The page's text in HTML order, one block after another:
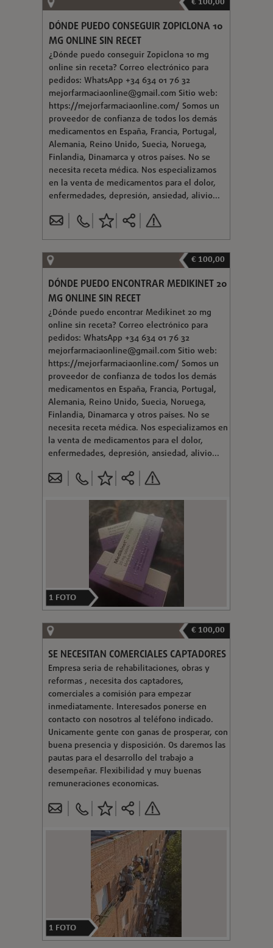
€ 100,00
DÓNDE PUEDO CONSEGUIR ZOPICLONA 10
MG ONLINE SIN RECET
¿Dónde puedo conseguir Zopiclona 10 mg
online sin receta? Correo electrónico para
pedidos: WhatsApp +34 634 01 76 32
mejorfarmaciaonline@gmail.com Sitio web:
https://mejorfarmaciaonline.com/ Somos un
proveedor de confianza de todos los demás
medicamentos en España, Francia, Portugal,
Alemania, Reino Unido, Suecia, Noruega,
Finlandia, Dinamarca y otros países. No se
necesita receta médica. Nos especializamos
en la venta de medicamentos para el dolor,
enfermedades, depresión, ansiedad, alivio...
€ 100,00
DÓNDE PUEDO ENCONTRAR MEDIKINET 20
MG ONLINE SIN RECET
¿Dónde puedo encontrar Medikinet 20 mg
online sin receta? Correo electrónico para
pedidos: WhatsApp +34 634 01 76 32
mejorfarmaciaonline@gmail.com Sitio web:
https://mejorfarmaciaonline.com/ Somos un
proveedor de confianza de todos los demás
medicamentos en España, Francia, Portugal,
Alemania, Reino Unido, Suecia, Noruega,
Finlandia, Dinamarca y otros países. No se
necesita receta médica. Nos especializamos en
la venta de medicamentos para el dolor,
enfermedades, depresión, ansiedad, alivio...
1 FOTO
€ 100,00
SE NECESITAN COMERCIALES CAPTADORES
Empresa seria de rehabilitaciones, obras y
reformas , necesita dos captadores,
comerciales a comisión para empezar
inmediatamente. Interesados ponerse en
contacto con nosotros al teléfono indicado.
Unicamente gente con ganas de prosperar, con
buena presencia y disposición. Os daremos las
pautas para el desarrollo del trabajo a
desempeñar. Flexibilidad y muy buenas
remuneraciones economicas.
1 FOTO